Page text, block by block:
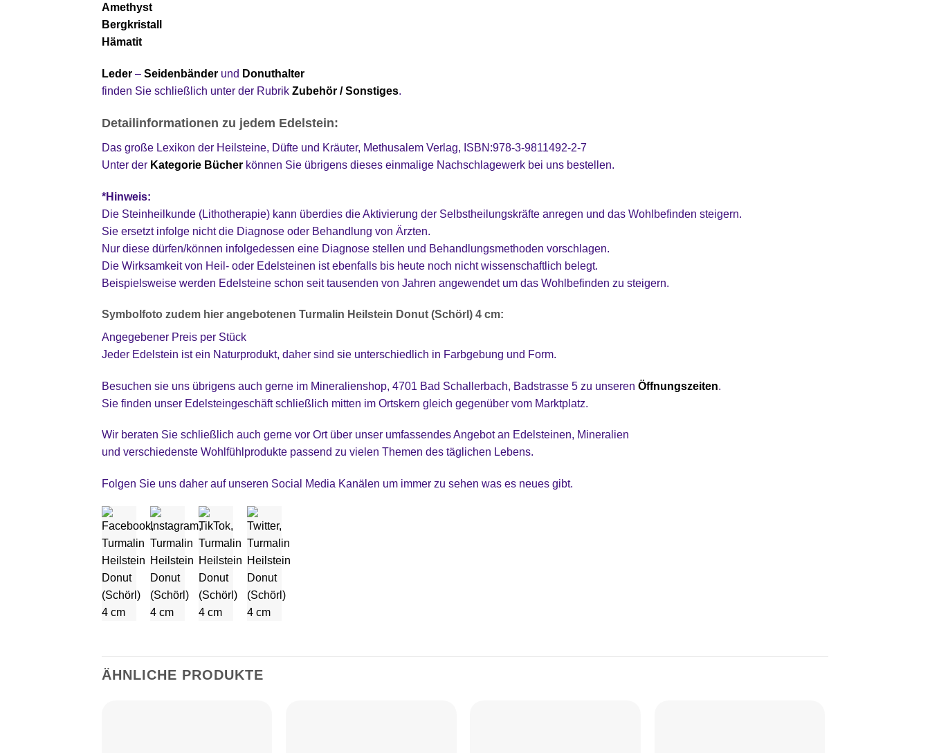
Amethyst
Bergkristall
Hämatit
Leder – Seidenbänder und Donuthalter
finden Sie schließlich unter der Rubrik Zubehör / Sonstiges.
Detailinformationen zu jedem Edelstein:
Das große Lexikon der Heilsteine, Düfte und Kräuter, Methusalem Verlag, ISBN:978-3-9811492-2-7
Unter der Kategorie Bücher können Sie übrigens dieses einmalige Nachschlagewerk bei uns bestellen.
*Hinweis:
Die Steinheilkunde (Lithotherapie) kann überdies die Aktivierung der Selbstheilungskräfte anregen und das Wohlbefinden steigern.
Sie ersetzt infolge nicht die Diagnose oder Behandlung von Ärzten.
Nur diese dürfen/können infolgedessen eine Diagnose stellen und Behandlungsmethoden vorschlagen.
Die Wirksamkeit von Heil- oder Edelsteinen ist ebenfalls bis heute noch nicht wissenschaftlich belegt.
Beispielsweise werden Edelsteine schon seit tausenden von Jahren angewendet um das Wohlbefinden zu steigern.
Symbolfoto zudem hier angebotenen Turmalin Heilstein Donut (Schörl) 4 cm:
Angegebener Preis per Stück
Jeder Edelstein ist ein Naturprodukt, daher sind sie unterschiedlich in Farbgebung und Form.
Besuchen sie uns übrigens auch gerne im Mineralienshop, 4701 Bad Schallerbach, Badstrasse 5 zu unseren Öffnungszeiten.
Sie finden unser Edelsteingeschäft schließlich mitten im Ortskern gleich gegenüber vom Marktplatz.
Wir beraten Sie schließlich auch gerne vor Ort über unser umfassendes Angebot an Edelsteinen, Mineralien
und verschiedenste Wohlfühlprodukte passend zu vielen Themen des täglichen Lebens.
Folgen Sie uns daher auf unseren Social Media Kanälen um immer zu sehen was es neues gibt.
ÄHNLICHE PRODUKTE